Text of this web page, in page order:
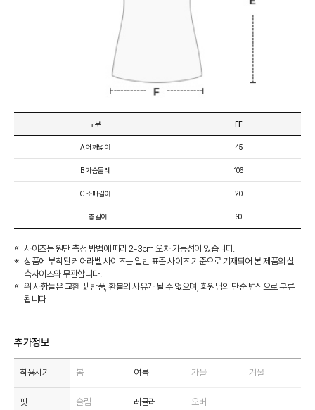
구분
A 어깨넓이
B 가슴둘레
C 소매길이
E 총길이
FF
45
106
20
60
사이즈는 원단 측정 방법에 따라 2-3cm 오차 가능성이 있습니다.
상품에 부착된 케어라벨 사이즈는 일반 표준 사이즈 기준으로 기재되어 본 제품의 실
측사이즈와 무관합니다.
위 사항들은 교환 및 반품, 환불의 사유가 될 수 없으며, 회원님의 단순 변심으로 분류
됩니다.
추가정보
착용시기 봄 여름 가을 겨울
핏 슬림 레귤러 오버